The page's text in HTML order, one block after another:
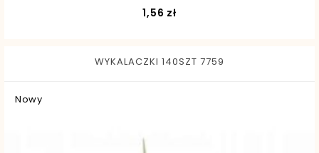
1,56 zł
WYKALACZKI 140SZT 7759
Nowy